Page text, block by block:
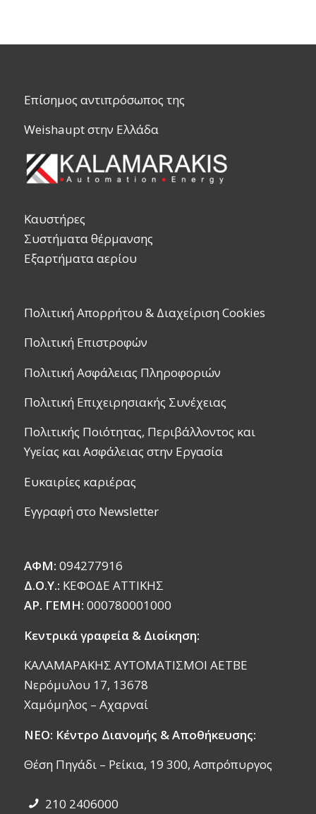
Επίσημος αντιπρόσωπος της
Weishaupt στην Ελλάδα
Καυστήρες
Συστήματα θέρμανσης
Εξαρτήματα αερίου
Πολιτική Απορρήτου & Διαχείριση Cookies
Πολιτική Επιστροφών
Πολιτική Ασφάλειας Πληροφοριών
Πολιτική Επιχειρησιακής Συνέχειας
Πολιτικής Ποιότητας, Περιβάλλοντος και
Υγείας και Ασφάλειας στην Εργασία
Ευκαιρίες καριέρας
Εγγραφή στο Newsletter
ΑΦΜ: 094277916
Δ.Ο.Υ.: ΚΕΦΟΔΕ ΑΤΤΙΚΗΣ
ΑΡ. ΓΕΜΗ: 000780001000
Κεντρικά γραφεία & Διοίκηση:
ΚΑΛΑΜΑΡΑΚΗΣ ΑΥΤΟΜΑΤΙΣΜΟΙ ΑΕΤΒΕ
Νερόμυλου 17, 13678
Χαμόμηλος – Αχαρναί
ΝΕΟ: Κέντρο Διανομής & Αποθήκευσης:
Θέση Πηγάδι – Ρείκια, 19 300, Ασπρόπυργος
210 2406000